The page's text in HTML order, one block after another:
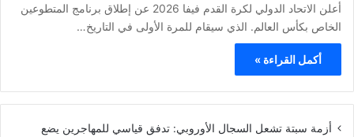
أعلن الاتحاد الدولي لكرة القدم فيفا 2026 عن إطلاق برنامج المتطوعين
الخاص بكأس العالم. الذي سيقام للمرة الأولى في التاريخ…
أكمل القراءة »
أزمة سبتة تشعل السجال الأوروبي: تدفق قياسي للمهاجرين يضع